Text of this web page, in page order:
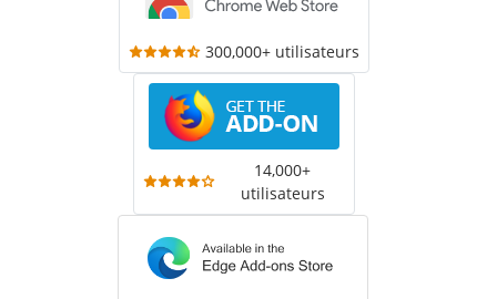
300,000+ utilisateurs
14,000+
utilisateurs